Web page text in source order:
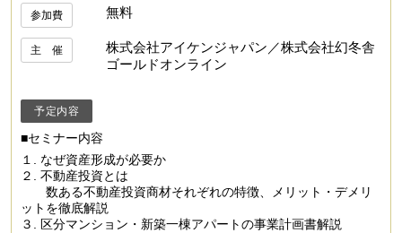
参加費 無料
主 催
株式会社アイケンジャパン／株式会社幻冬舎
ゴールドオンライン
予定内容
■セミナー内容
１. なぜ資産形成が必要か
２. 不動産投資とは
数ある不動産投資商材それぞれの特徴、メリット・デメリ
ットを徹底解説
３. 区分マンション・新築一棟アパートの事業計画書解説